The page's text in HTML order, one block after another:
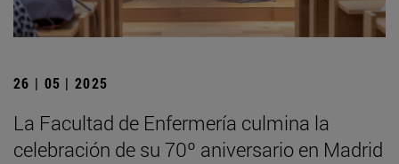
26 | 05 | 2025
La Facultad de Enfermería culmina la
celebración de su 70º aniversario en Madrid